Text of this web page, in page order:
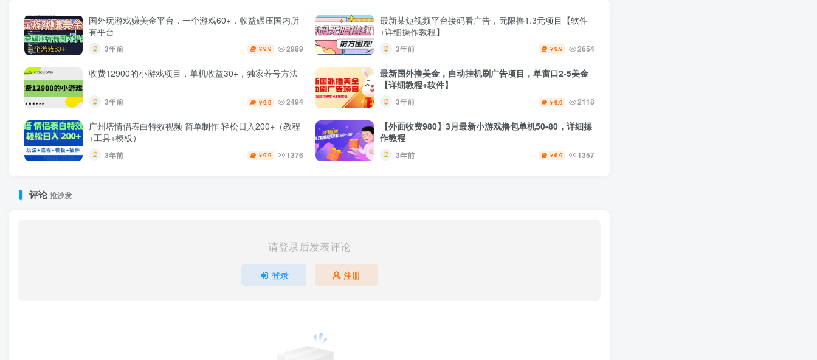
国外玩游戏赚美金平台，一个游戏60+，收益碾压国内所
有平台
3年前 ￥9.9 2989
最新某短视频平台接码看广告，无限撸1.3元项目【软件
+详细操作教程】
3年前 ￥9.9 2654
收费12900的小游戏项目，单机收益30+，独家养号方法
3年前 ￥9.9 2494
最新国外撸美金，自动挂机刷广告项目，单窗口2-5美金
【详细教程+软件】
3年前 ￥9.9 2118
广州塔情侣表白特效视频 简单制作 轻松日入200+（教程
+工具+模板）
3年前 ￥9.9 1376
【外面收费980】3月最新小游戏撸包单机50-80，详细操
作教程
3年前 ￥6.9 1357
评论抢沙发
请登录后发表评论
登录 注册